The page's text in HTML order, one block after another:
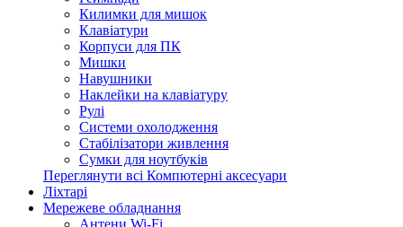
Килимки для мишок
Клавіатури
Корпуси для ПК
Мишки
Навушники
Наклейки на клавіатуру
Рулі
Системи охолодження
Стабілізатори живлення
Сумки для ноутбуків
Переглянути всі Компютерні аксесуари
Ліхтарі
Мережеве обладнання
Антени Wi-Fi